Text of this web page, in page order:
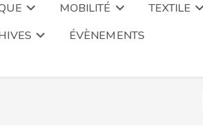
MOBILITÉ TEXTILE
ÉVÈNEMENTS